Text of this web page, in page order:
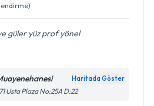
güler yüz prof yönel
Haritada Göster
Usta Plaza No:25A D:22